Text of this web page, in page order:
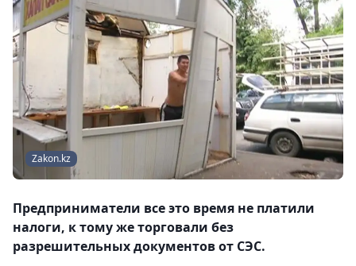
Zakon.kz
Предприниматели все это время не платили
налоги, к тому же торговали без
разрешительных документов от СЭС.